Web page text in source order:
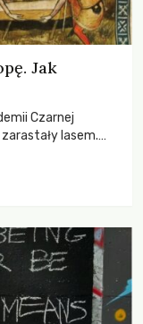
Jak
Czarnej
lasem.